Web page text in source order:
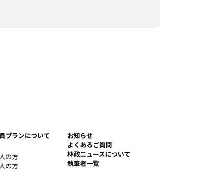
プランについて
の方
の方
お知らせ
よくあるご質問
林政ニュースについて
執筆者一覧